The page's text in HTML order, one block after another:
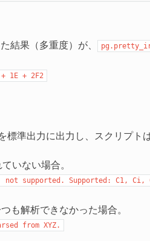
結果（多重度）が、
+ 1E + 2F2
標準出力に出力し、スクリプト
いない場合。
not supported. Supported: C1, Ci,
も解析できなかった場合。
from XYZ.